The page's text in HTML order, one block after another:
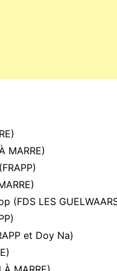
MARRE)
(FDS LES
et Doy Na)